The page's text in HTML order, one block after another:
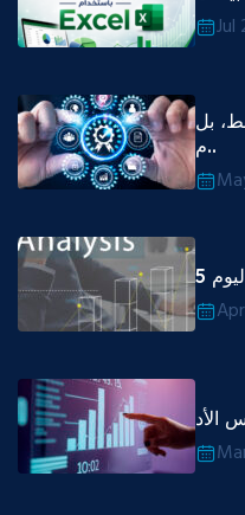
Jul
بل
م..